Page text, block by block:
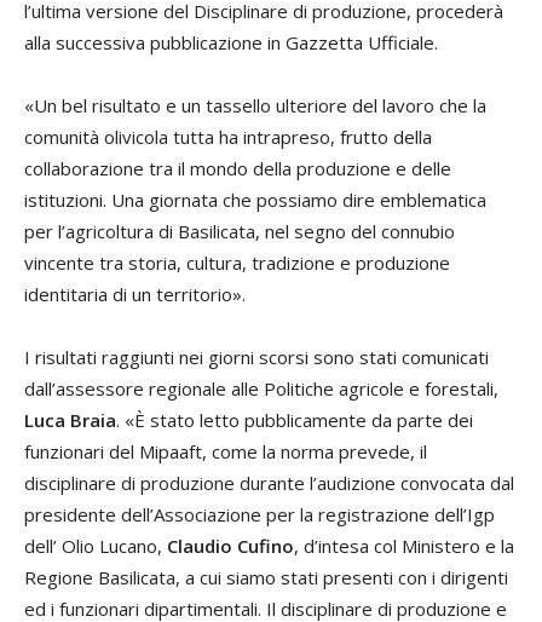
l’ultima versione del Disciplinare di produzione, procederà
alla successiva pubblicazione in Gazzetta Ufficiale.
«Un bel risultato e un tassello ulteriore del lavoro che la
comunità olivicola tutta ha intrapreso, frutto della
collaborazione tra il mondo della produzione e delle
istituzioni. Una giornata che possiamo dire emblematica
per l’agricoltura di Basilicata, nel segno del connubio
vincente tra storia, cultura, tradizione e produzione
identitaria di un territorio».
I risultati raggiunti nei giorni scorsi sono stati comunicati
dall’assessore regionale alle Politiche agricole e forestali,
Luca Braia. «È stato letto pubblicamente da parte dei
funzionari del Mipaaft, come la norma prevede, il
disciplinare di produzione durante l’audizione convocata dal
presidente dell’Associazione per la registrazione dell’Igp
dell’ Olio Lucano, Claudio Cufino, d’intesa col Ministero e la
Regione Basilicata, a cui siamo stati presenti con i dirigenti
ed i funzionari dipartimentali. Il disciplinare di produzione e